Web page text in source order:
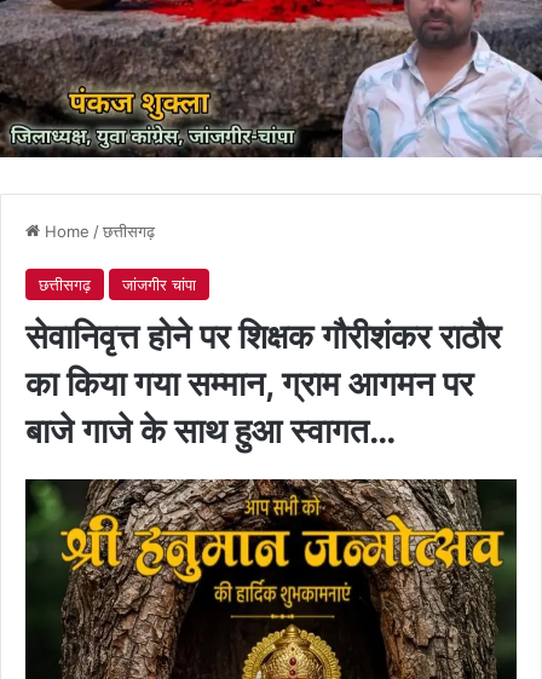
Home /छत्तीसगढ़
छत्तीसगढ़ जांजगीर चांपा
सेवानिवृत्त होने पर शिक्षक गौरीशंकर राठौर
का किया गया सम्मान, ग्राम आगमन पर
बाजे गाजे के साथ हुआ स्वागत…